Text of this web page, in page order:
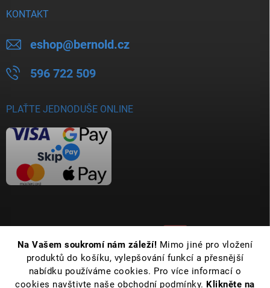
Na Vašem soukromí nám záleží! Mimo jiné pro vložení
produktů do košíku, vylepšování funkcí a přesnější
nabídku používáme cookies. Pro více informací o
cookies navštivte naše obchodní podmínky. Klikněte na
KONTAKT
eshop@bernold.cz
596 722 509
PLAŤTE JEDNODUŠE ONLINE